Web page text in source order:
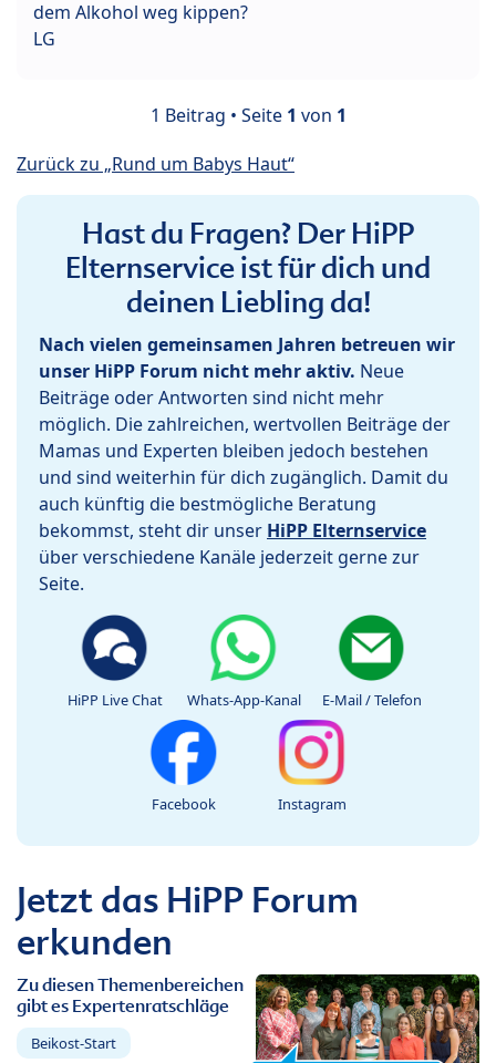
dem Alkohol weg kippen?
LG
1 Beitrag • Seite 1 von 1
Zurück zu „Rund um Babys Haut“
Hast du Fragen? Der HiPP
Elternservice ist für dich und
deinen Liebling da!
Nach vielen gemeinsamen Jahren betreuen wir
unser HiPP Forum nicht mehr aktiv. Neue
Beiträge oder Antworten sind nicht mehr
möglich. Die zahlreichen, wertvollen Beiträge der
Mamas und Experten bleiben jedoch bestehen
und sind weiterhin für dich zugänglich. Damit du
auch künftig die bestmögliche Beratung
bekommst, steht dir unser HiPP Elternservice
über verschiedene Kanäle jederzeit gerne zur
Seite.
HiPP Live Chat Whats-App-Kanal E-Mail / Telefon
Facebook Instagram
Jetzt das HiPP Forum
erkunden
Zu diesen Themenbereichen
gibt es Expertenratschläge
Beikost-Start